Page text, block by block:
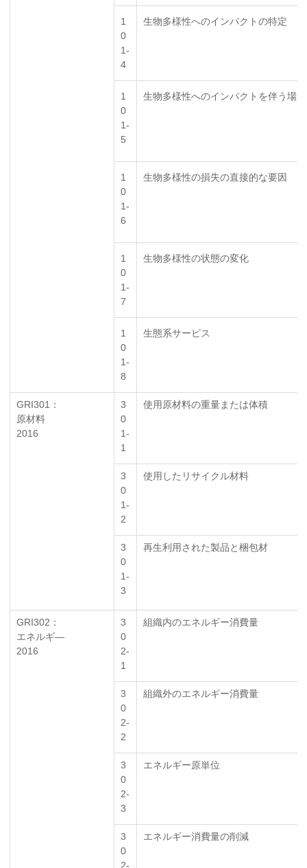
1
0
1-
4
生物多様性へのインパクトの特定
1
0
1-
5
生物多様性へのインパクトを伴う場所
1
0
1-
6
生物多様性の損失の直接的な要因
1
0
1-
7
生物多様性の状態の変化
1
0
1-
8
生態系サービス
GRI301：
原材料
2016
3
0
1-
1
使用原材料の重量または体積
3
0
1-
2
使用したリサイクル材料
3
0
1-
3
再生利用された製品と梱包材
GRI302：
エネルギ―
2016
3
0
2-
1
組織内のエネルギー消費量
3
0
2-
2
組織外のエネルギー消費量
3
0
2-
3
エネルギー原単位
3
0
2-
エネルギー消費量の削減